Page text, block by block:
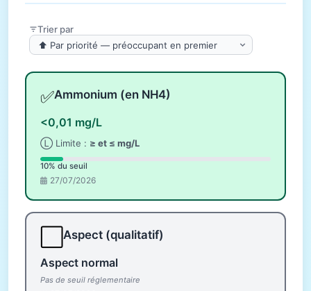
Trier par
✅Ammonium (en NH4)
<0,01 mg/L
Ⓛ Limite : ≥ et ≤ mg/L
10% du seuil
27/07/2026
Aspect (qualitatif)
Aspect normal
Pas de seuil réglementaire